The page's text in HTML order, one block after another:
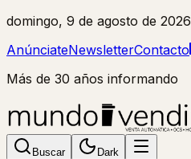
domingo, 9 de agosto de 2026
AnúnciateNewsletterContacto
Más de 30 años informando
Buscar Dark